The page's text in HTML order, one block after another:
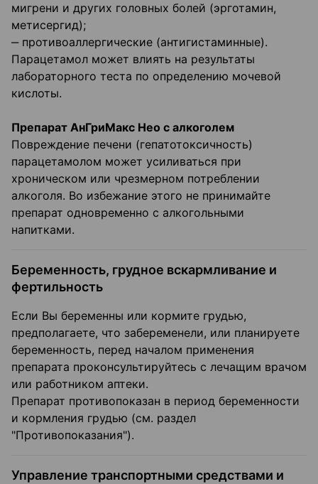
мигрени и других головных болей (эрготамин,
метисергид);
‒ противоаллергические (антигистаминные).
Парацетамол может влиять на результаты
лабораторного теста по определению мочевой
кислоты.
Препарат АнГриМакс Нео с алкоголем
Повреждение печени (гепатотоксичность)
парацетамолом может усиливаться при
хроническом или чрезмерном потреблении
алкоголя. Во избежание этого не принимайте
препарат одновременно с алкогольными
напитками.
Беременность, грудное вскармливание и
фертильность
Если Вы беременны или кормите грудью,
предполагаете, что забеременели, или планируете
беременность, перед началом применения
препарата проконсультируйтесь с лечащим врачом
или работником аптеки.
Препарат противопоказан в период беременности
и кормления грудью (см. раздел
"Противопоказания").
Управление транспортными средствами и